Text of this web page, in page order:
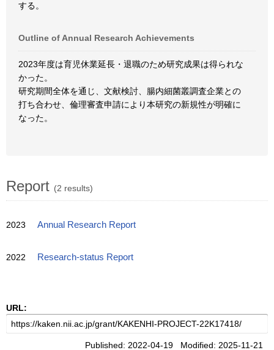
する。
Outline of Annual Research Achievements
2023年度は育児休業延長・退職のため研究成果は得られな
かった。
研究期間全体を通じ、文献検討、腸内細菌叢調査企業との
打ち合わせ、倫理審査申請により本研究の新規性が明確に
なった。
Report (2 results)
2023 Annual Research Report
2022 Research-status Report
URL:
Published: 2022-04-19 Modified: 2025-11-21